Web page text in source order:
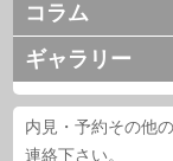
コラム
ギャラリー